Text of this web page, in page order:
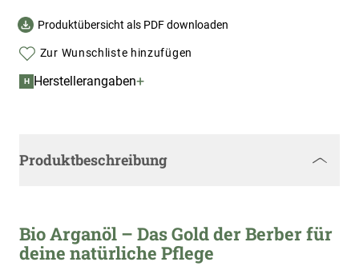
Produktübersicht als PDF downloaden
Zur Wunschliste hinzufügen
H Herstellerangaben+
Produktbeschreibung
Bio Arganöl – Das Gold der Berber für
deine natürliche Pflege